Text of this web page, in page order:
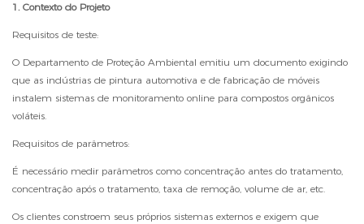
1. Contexto do Projeto
Requisitos de teste:
O Departamento de Proteção Ambiental emitiu um documento exigindo
que as indústrias de pintura automotiva e de fabricação de móveis
instalem sistemas de monitoramento online para compostos orgânicos
voláteis.
Requisitos de parâmetros:
É necessário medir parâmetros como concentração antes do tratamento,
concentração após o tratamento, taxa de remoção, volume de ar, etc.
Os clientes constroem seus próprios sistemas externos e exigem que